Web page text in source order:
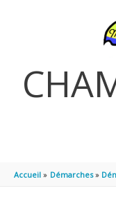
Accueil Démarches